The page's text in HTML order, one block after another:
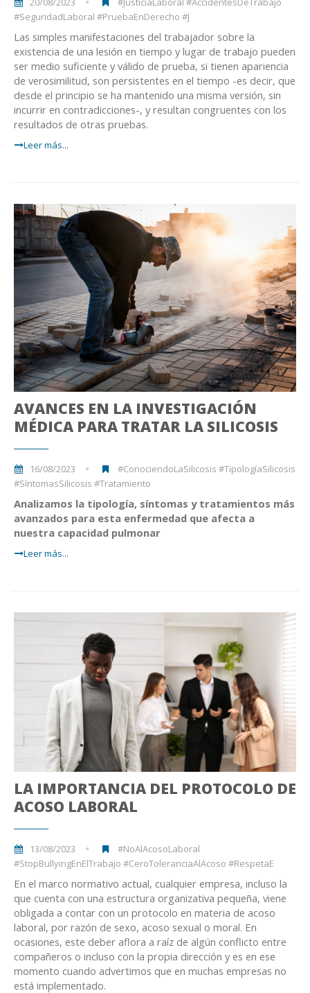
#SeguridadLaboral #PruebaEnDerecho #J
Las simples manifestaciones del trabajador sobre la
existencia de una lesión en tiempo y lugar de trabajo pueden
ser medio suficiente y válido de prueba, si tienen apariencia
de verosimilitud, son persistentes en el tiempo -es decir, que
desde el principio se ha mantenido una misma versión, sin
incurrir en contradicciones-, y resultan congruentes con los
resultados de otras pruebas.
Leer más...
AVANCES EN LA INVESTIGACIÓN
MÉDICA PARA TRATAR LA SILICOSIS
16/08/2023
#ConociendoLaSilicosis #TipologíaSilicosis
#SíntomasSilicosis #Tratamiento
Analizamos la tipología, síntomas y tratamientos más
avanzados para esta enfermedad que afecta a
nuestra capacidad pulmonar
Leer más...
LA IMPORTANCIA DEL PROTOCOLO DE
ACOSO LABORAL
13/08/2023
#NoAlAcosoLaboral
#StopBullyingEnElTrabajo #CeroToleranciaAlAcoso #RespetaE
En el marco normativo actual, cualquier empresa, incluso la
que cuenta con una estructura organizativa pequeña, viene
obligada a contar con un protocolo en materia de acoso
laboral, por razón de sexo, acoso sexual o moral. En
ocasiones, este deber aflora a raíz de algún conflicto entre
compañeros o incluso con la propia dirección y es en ese
momento cuando advertimos que en muchas empresas no
está implementado.